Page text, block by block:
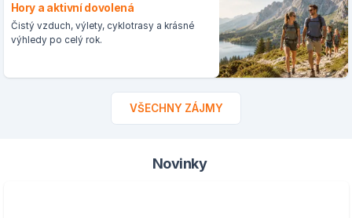
Hory a aktivní dovolená
Čistý vzduch, výlety, cyklotrasy a krásné
výhledy po celý rok.
VŠECHNY ZÁJMY
Novinky